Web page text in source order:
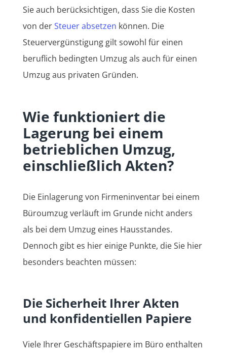
Sie auch berücksichtigen, dass Sie die Kosten
von derSteuer absetzen können. Die
Steuervergünstigung gilt sowohl für einen
beruflich bedingten Umzug als auch für einen
Umzug aus privaten Gründen.
Wie funktioniert die
Lagerung bei einem
betrieblichen Umzug,
einschließlich Akten?
Die Einlagerung von Firmeninventar bei einem
Büroumzug verläuft im Grunde nicht anders
als bei dem Umzug eines Hausstandes.
Dennoch gibt es hier einige Punkte, die Sie hier
besonders beachten müssen:
Die Sicherheit Ihrer Akten
und konfidentiellen Papiere
Viele Ihrer Geschäftspapiere im Büro enthalten